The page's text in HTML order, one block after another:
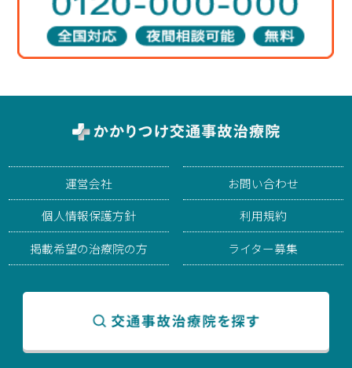
運営会社
個人情報保護方針
掲載希望の治療院の方
お問い合わせ
利用規約
ライター募集